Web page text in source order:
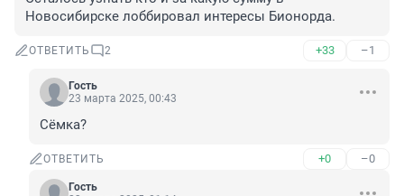
Новосибирске лоббировал интересы Бионорда.
ОТВЕТИТЬ 2 +33 –1
Гость
23 марта 2025, 00:43
Сёмка?
ОТВЕТИТЬ +0 –0
Гость